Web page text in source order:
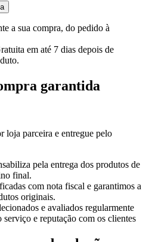
a sua compra, do pedido à
em até 7 dias depois de
garantida
loja parceira e entregue pelo
pela entrega dos produtos de
final.
com nota fiscal e garantimos a
originais.
e avaliados regularmente
e reputação com os clientes